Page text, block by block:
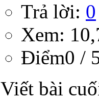
Trả lời: 0
Xem:
Ðiểm0 /
Viết bài